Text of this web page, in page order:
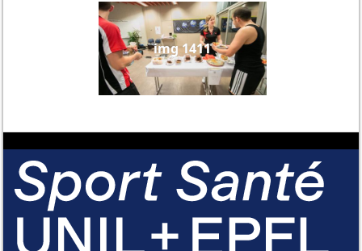
img 1411